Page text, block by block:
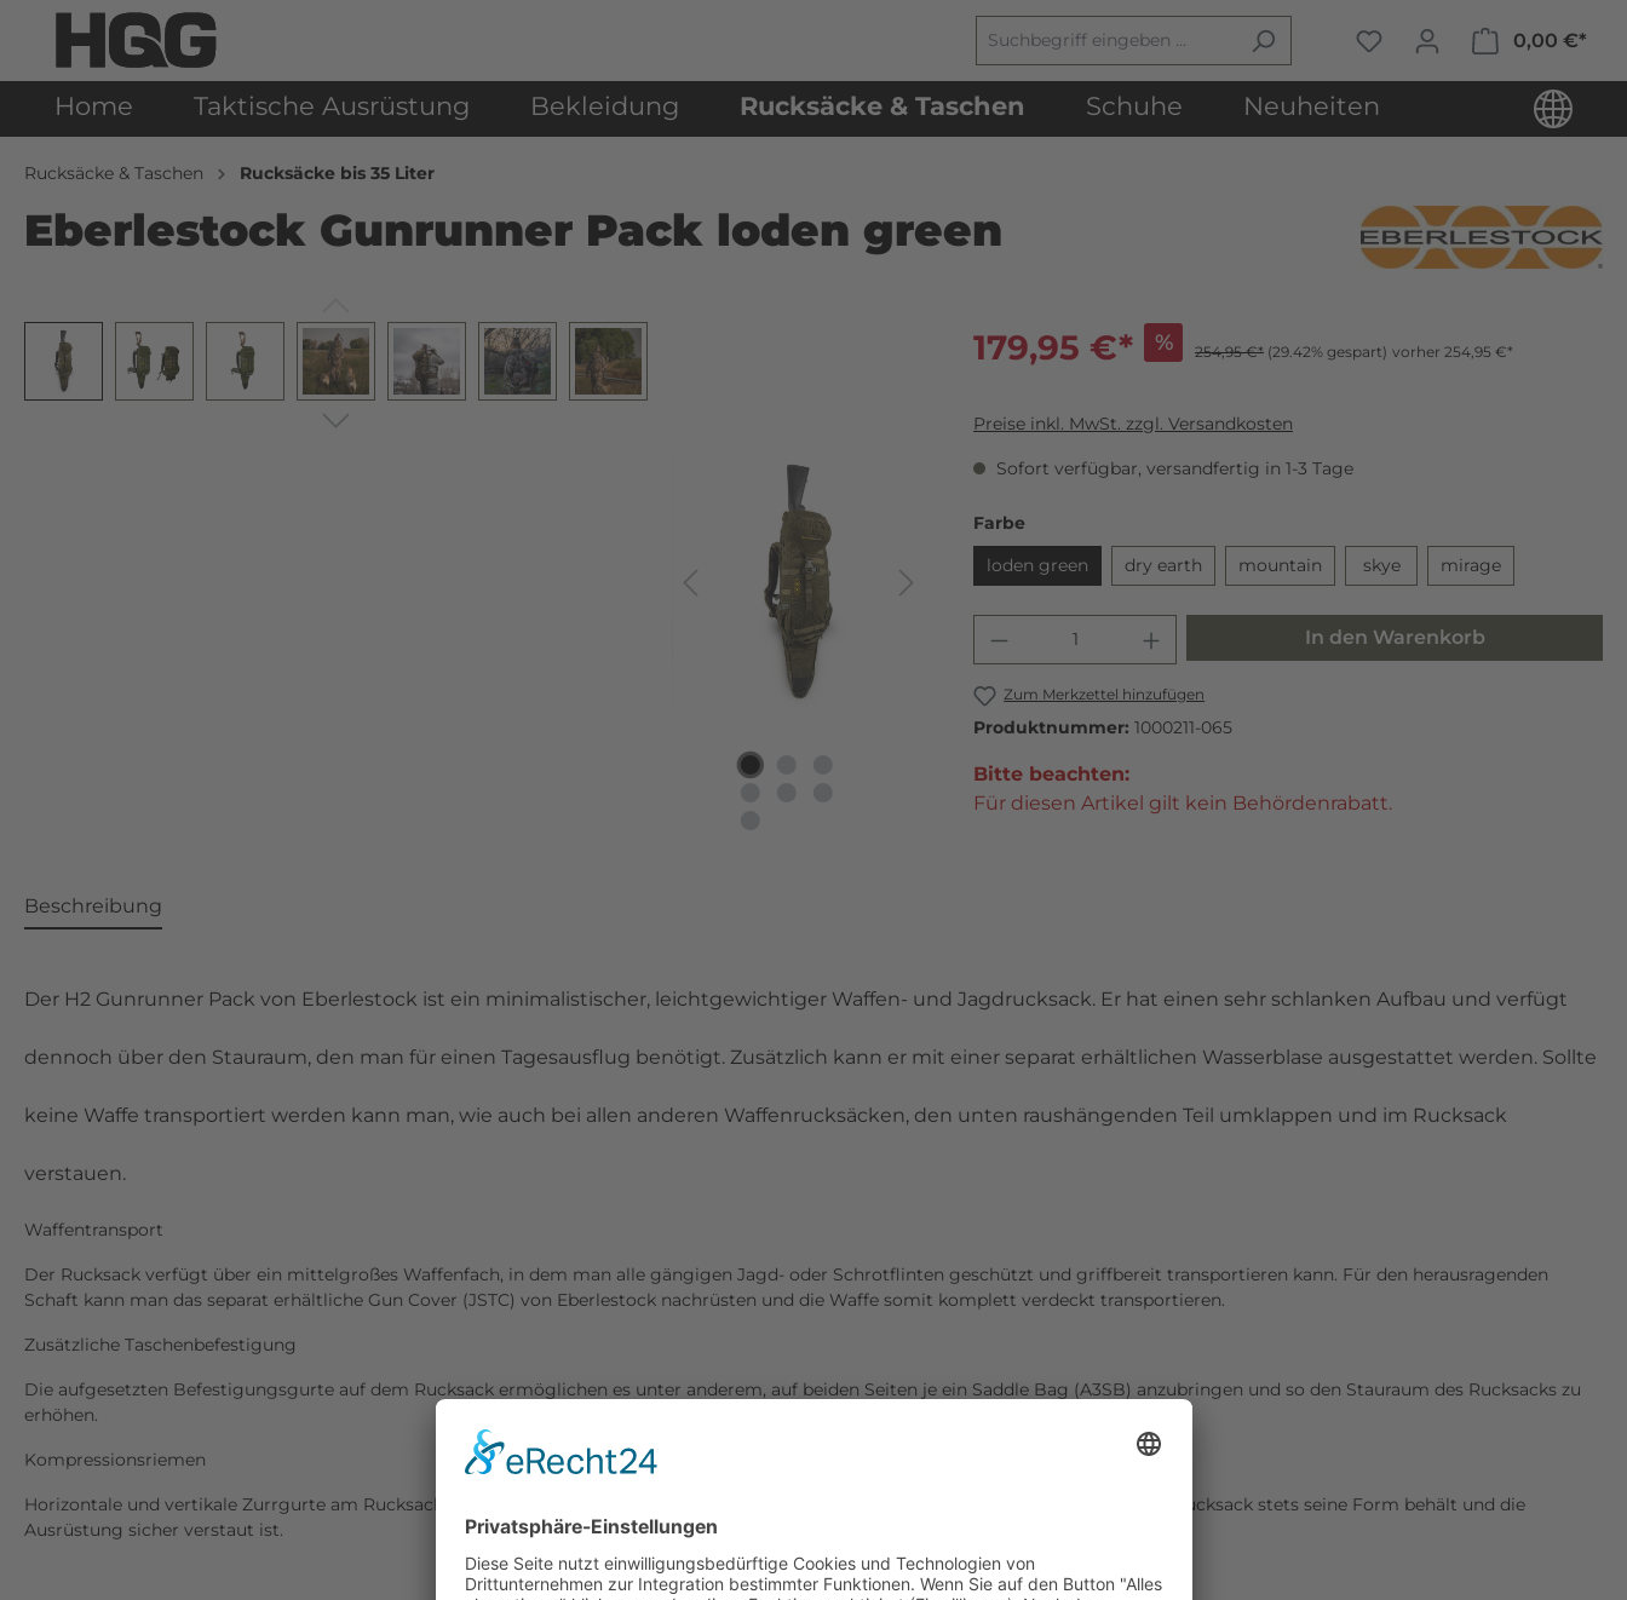
0,00 €*
Home Taktische Ausrüstung Bekleidung Rucksäcke & Taschen Schuhe Neuheiten
Rucksäcke & Taschen Rucksäcke bis 35 Liter
Eberlestock Gunrunner Pack loden green
179,95 €* % 254,95 €* (29.42% gespart) vorher 254,95 €*
Preise inkl. MwSt. zzgl. Versandkosten
Sofort verfügbar, versandfertig in 1-3 Tage
Farbe
loden green
dry earth mountain skye mirage
In den Warenkorb
Zum Merkzettel hinzufügen
Produktnummer: 1000211-065
Bitte beachten:
Für diesen Artikel gilt kein Behördenrabatt.
Beschreibung
Der H2 Gunrunner Pack von Eberlestock ist ein minimalistischer, leichtgewichtiger Waffen- und Jagdrucksack. Er hat einen sehr schlanken Aufbau und verfügt
dennoch über den Stauraum, den man für einen Tagesausflug benötigt. Zusätzlich kann er mit einer separat erhältlichen Wasserblase ausgestattet werden. Sollte
keine Waffe transportiert werden kann man, wie auch bei allen anderen Waffenrucksäcken, den unten raushängenden Teil umklappen und im Rucksack
verstauen.
Waffentransport
Der Rucksack verfügt über ein mittelgroßes Waffenfach, in dem man alle gängigen Jagd- oder Schrotflinten geschützt und griffbereit transportieren kann. Für den herausragenden
Schaft kann man das separat erhältliche Gun Cover (JSTC) von Eberlestock nachrüsten und die Waffe somit komplett verdeckt transportieren.
Zusätzliche Taschenbefestigung
Die aufgesetzten Befestigungsgurte auf dem Rucksack ermöglichen es unter anderem, auf beiden Seiten je ein Saddle Bag (A3SB) anzubringen und so den Stauraum des Rucksacks zu
erhöhen.
Kompressionsriemen
Horizontale und vertikale Zurrgurte am Rucksack lassen sich je nach Füllvolumen des Rucksackes einstellen und sorgen dafür, dass der Rucksack stets seine Form behält und die
Ausrüstung sicher verstaut ist.